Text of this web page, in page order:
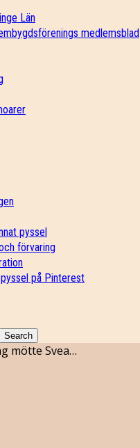
Län
medlemsblad
pyssel
förvaring
på Pinterest
mötte Svea…